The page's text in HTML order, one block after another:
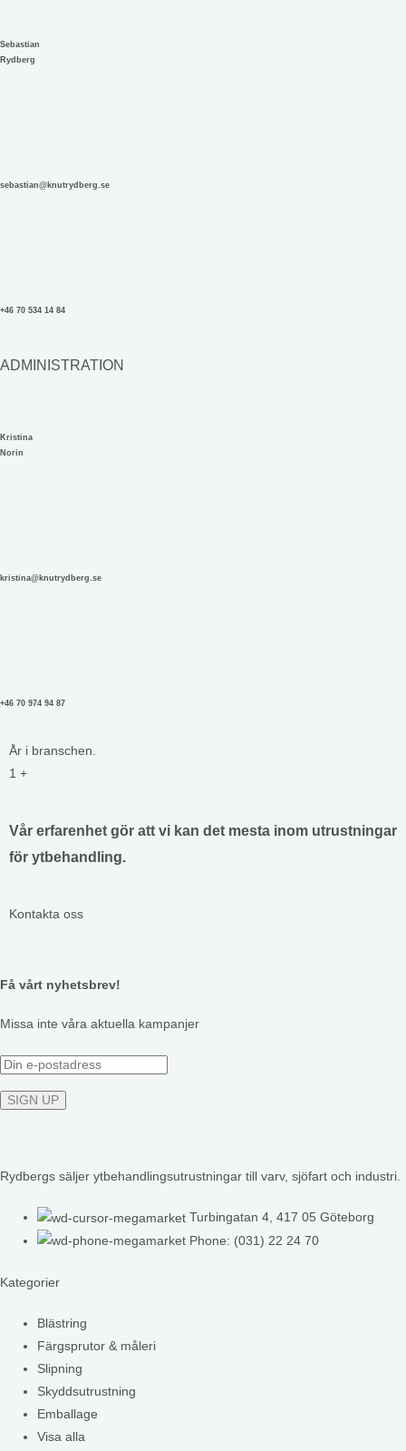
Sebastian
Rydberg
sebastian@knutrydberg.se
+46 70 534 14 84
ADMINISTRATION
Kristina
Norin
kristina@knutrydberg.se
+46 70 974 94 87
År i branschen.
1 +
Vår erfarenhet gör att vi kan det mesta inom utrustningar
för ytbehandling.
Kontakta oss
Få vårt nyhetsbrev!
Missa inte våra aktuella kampanjer
Rydbergs säljer ytbehandlingsutrustningar till varv, sjöfart och industri.
Turbingatan 4, 417 05 Göteborg
Phone: (031) 22 24 70
Kategorier
Blästring
Färgsprutor & måleri
Slipning
Skyddsutrustning
Emballage
Visa alla